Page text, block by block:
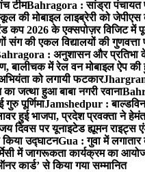
टीमBahragora : सांड्रा
की मोबाइल लाइब्रेरी को
कप 2026 के एक्सपोज़र विजिट में
की एकल विद्यालयों की
: अनुशासन और प्रतिभा के
बालीचक में रेल वन मोबाइल ऐप
को लगायी फटकार
जत्था हुआ बाबा नगरी रवाना
पूर्णिमाJamshedpur :
हुई भाजपा, प्रदेश प्रवक्ता ने
दिवस पर यूनाइटेड ह्यूमन राइट्स
उद्घाटनGua : गुवा में लगातार
में जागरूकता कार्यक्रम का
कार्ड’ से किया गया सम्मानित